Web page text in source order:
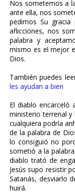
Nos sometemos a
ante ella, nos
pedimos Su
aflicciones, nos
palabra y
mismo es el mejor
Dios.
También puedes
les ayudan a bien
El diablo encarceló
ministerio terrenal
cualquiera podría
de la palabra de
lo consiguió no
sometió a la
diablo trató de
Jesús supo resistir
Satanás, desviarlo
huirá.